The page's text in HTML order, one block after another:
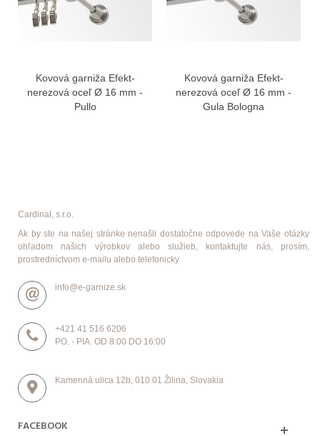
Kovová garniža Efekt-
nerezová oceľ Ø 16 mm -
Pullo
Kovová garniža Efekt-
nerezová oceľ Ø 16 mm -
Gula Bologna
Cardinal, s.r.o.
Ak by ste na našej stránke nenašli dostatočne odpovede na Vaše otázky
ohľadom našich výrobkov alebo služieb, kontaktujte nás, prosím,
prostredníctvom e-mailu alebo telefonicky
info@e-garnize.sk
+421 41 516 6206
PO. - PIA. OD 8:00 DO 16:00
Kamenná ulica 12b, 010 01 Žilina, Slovakia
FACEBOOK